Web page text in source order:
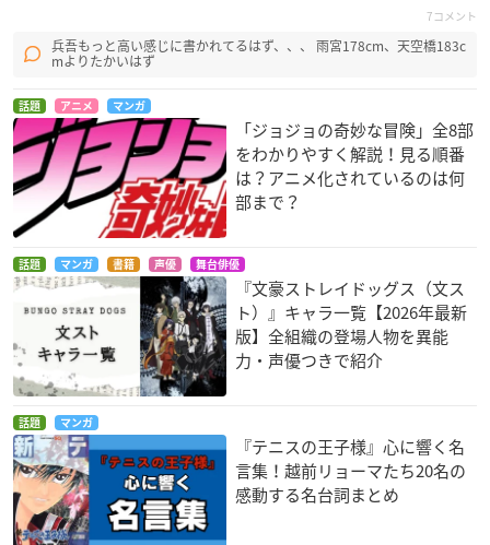
7コメント
兵吾もっと高い感じに書かれてるはず、、、 雨宮178cm、天空橋183c
mよりたかいはず
話題 アニメ マンガ
「ジョジョの奇妙な冒険」全8部
をわかりやすく解説！見る順番
は？アニメ化されているのは何
部まで？
話題 マンガ 書籍 声優 舞台俳優
『文豪ストレイドッグス（文ス
ト）』キャラ一覧【2026年最新
版】全組織の登場人物を異能
力・声優つきで紹介
話題 マンガ
『テニスの王子様』心に響く名
言集！越前リョーマたち20名の
感動する名台詞まとめ